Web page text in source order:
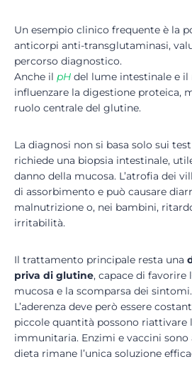
Un esempio clinico frequente è la
anticorpi anti-transglutaminasi,
percorso diagnostico.
Anche il pH del lume intestinale e
influenzare la digestione proteica,
ruolo centrale del glutine.
La diagnosi non si basa solo sui
richiede una biopsia intestinale,
danno della mucosa. L’atrofia dei
di assorbimento e può causare
malnutrizione o, nei bambini,
irritabilità.
Il trattamento principale resta una
priva di glutine, capace di favorire
mucosa e la scomparsa dei sintomi.
L’aderenza deve però essere
piccole quantità possono riattivare
immunitaria. Enzimi e vaccini
dieta rimane l’unica soluzione